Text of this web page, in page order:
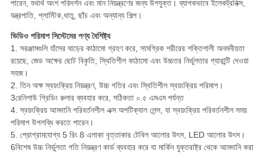
পারেন, যথার্থ অংশ পরিদর্শন এবং মান নিয়ন্ত্রণের জন্য উপযুক্ত। ব্যাপকভাবে ইলেকট্রনিক্স,
যন্ত্রপাতি, প্লাস্টিক,ধাতু, ছাঁচ এবং অন্যান্য শিল্প।
ভিডিও পরিমাপ সিস্টেমের পণ্য বৈশিষ্ট্য
1. সরঞ্জামগুলি হাঁসের ঘাড়ের কাঠামো গ্রহণ করে, সামগ্রিক শরীরের শক্তিশালী অনমনীয়তা
রয়েছে, জেড অক্ষের ছোট বিকৃতি, স্থিতিশীল কাঠামো এবং উচ্চতর নির্ভুলতার গ্যারান্টি দেওয়া
সহজ।
2. তিন অক্ষ স্বয়ংক্রিয় নিয়ন্ত্রণ, উচ্চ গতির এবং স্থিতিশীল স্বয়ংক্রিয় পরিমাপ।
3রেনিশাউ গ্রিডিং রুলার ব্যবহার করে, সঠিকতা ০.৫ এমএম পর্যন্ত
4. স্বয়ংক্রিয় আমদানি পরিবর্তনশীল এক্স অপটিক্যাল লেন্স, যা স্বয়ংক্রিয় পরিবর্তনশীল সময়
পরিমাপ উপলব্ধি করতে পারেন।
5. প্রোগ্রামযোগ্য 5 রিং 8 এলাকা বৃত্তাকার টেবিল আলোর উৎস, LED আলোর উৎস।
6বিশেষ উচ্চ নির্ভুলতা গতি নিয়ন্ত্রণ কার্ড ব্যবহার করে যা মার্কিন যুক্তরাষ্ট্র থেকে আমদানি করা